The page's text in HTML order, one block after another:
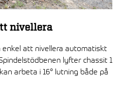
nivellera
enkel att nivellera automatiskt
lyfter chassit 1
arbeta i 16° lutning både på